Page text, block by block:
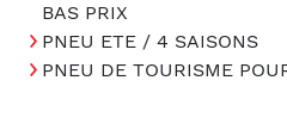
BAS PRIX
PNEU ETE / 4 SAISONS
PNEU DE TOURISME